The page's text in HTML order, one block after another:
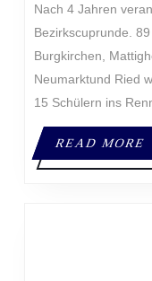
Nach 4 Jahren veranstalteten wir wieder eine
Bezirkscuprunde.
Burgkirchen,
Neumarktund Ried
15 Schülern ins
READ MORE